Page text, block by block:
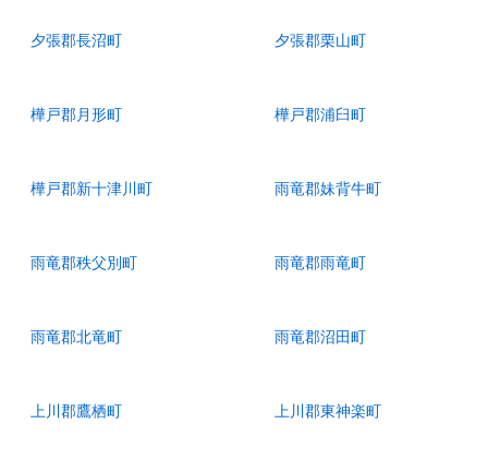
夕張郡長沼町 夕張郡栗山町
樺戸郡月形町 樺戸郡浦臼町
樺戸郡新十津川町 雨竜郡妹背牛町
雨竜郡秩父別町 雨竜郡雨竜町
雨竜郡北竜町 雨竜郡沼田町
上川郡鷹栖町 上川郡東神楽町